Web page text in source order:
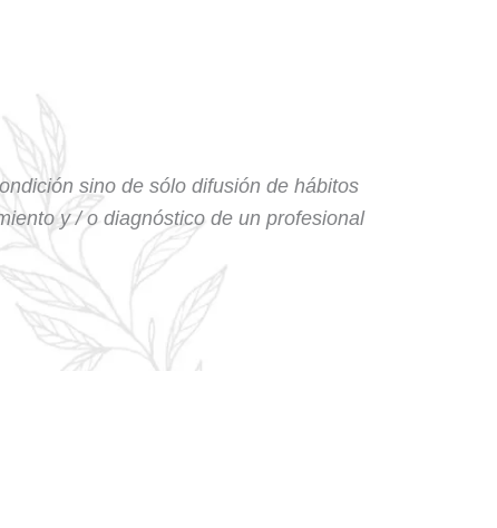
sino de sólo difusión de hábitos
y / o diagnóstico de un profesional